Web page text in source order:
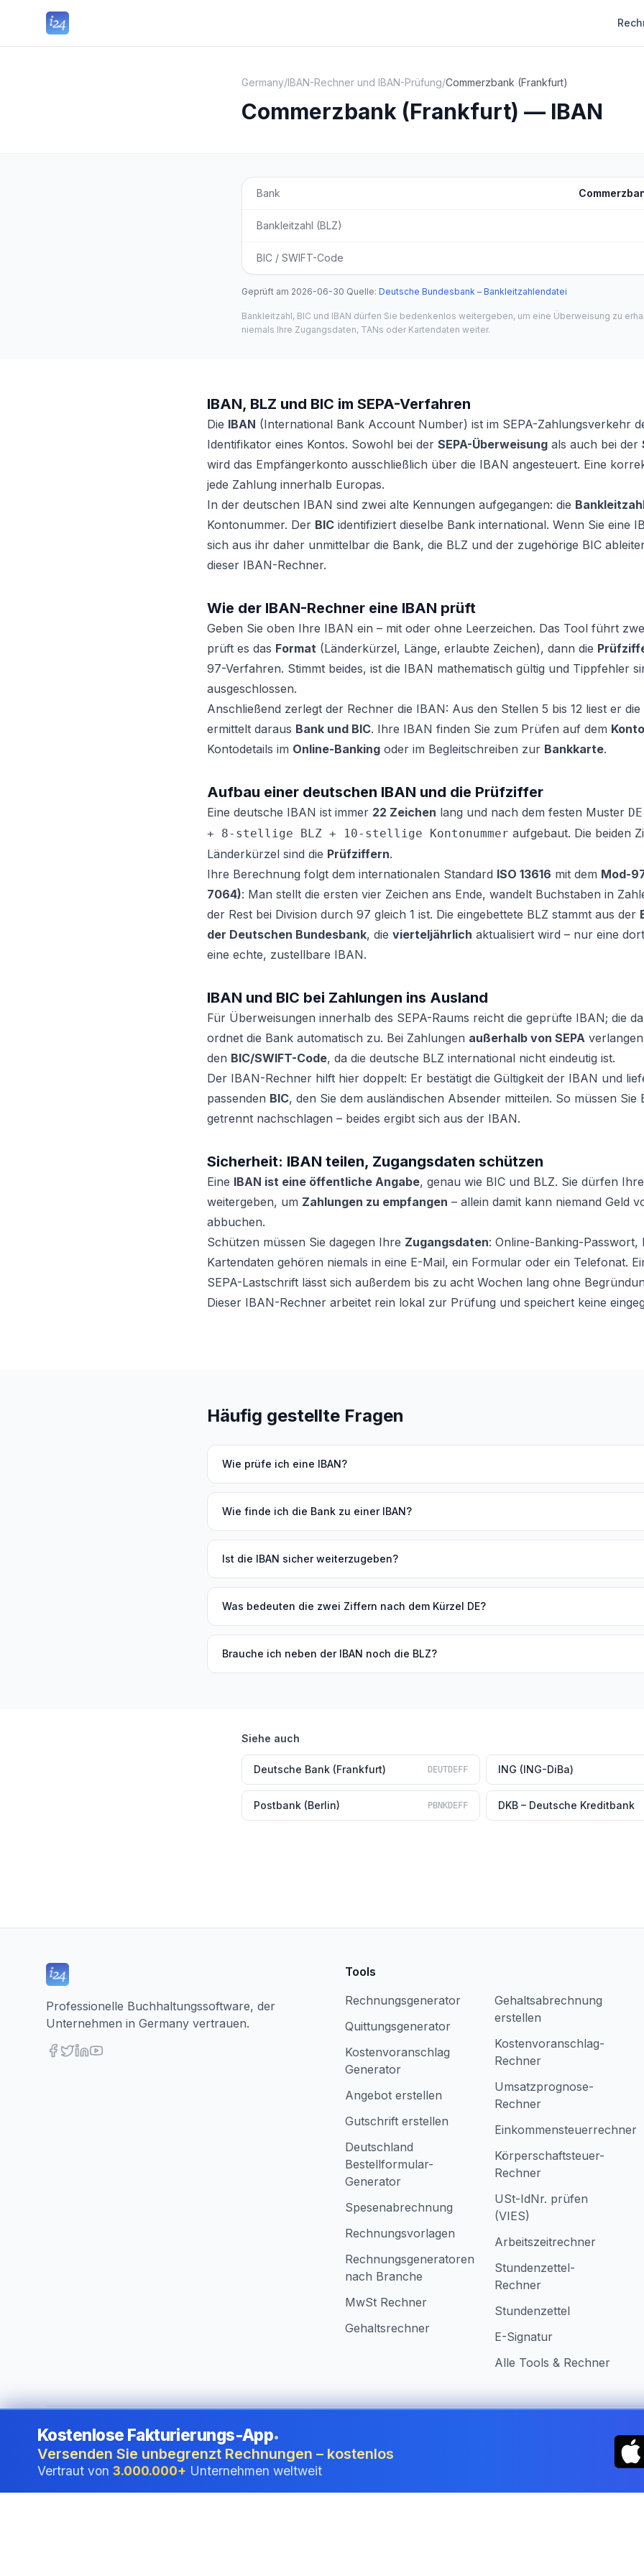
Germany/IBAN-Rechner und IBAN-Prüfung/Commerzbank (Frankfurt)
Commerzbank (Frankfurt) — IBAN
Bank
Bankleitzahl (BLZ)
BIC / SWIFT-Code
Geprüft am 2026-06-30·Quelle: Deutsche Bundesbank – Bankleitzahlendatei
Bankleitzahl, BIC und IBAN dürfen Sie bedenkenlos weitergeben, um eine Überweisung zu
niemals Ihre Zugangsdaten, TANs oder Kartendaten weiter.
IBAN, BLZ und BIC im SEPA-Verfahren
Die IBAN (International Bank Account Number) ist im SEPA-Zahlungsverkehr
Identifikator eines Kontos. Sowohl bei der SEPA-Überweisung als auch bei der
wird das Empfängerkonto ausschließlich über die IBAN angesteuert. Eine
jede Zahlung innerhalb Europas.
In der deutschen IBAN sind zwei alte Kennungen aufgegangen: die
Kontonummer. Der BIC identifiziert dieselbe Bank international. Wenn Sie eine
sich aus ihr daher unmittelbar die Bank, die BLZ und der zugehörige BIC
dieser IBAN-Rechner.
Wie der IBAN-Rechner eine IBAN prüft
Geben Sie oben Ihre IBAN ein – mit oder ohne Leerzeichen. Das Tool führt
prüft es das Format (Länderkürzel, Länge, erlaubte Zeichen), dann die
97-Verfahren. Stimmt beides, ist die IBAN mathematisch gültig und Tippfehler
ausgeschlossen.
Anschließend zerlegt der Rechner die IBAN: Aus den Stellen 5 bis 12 liest er die
ermittelt daraus Bank und BIC. Ihre IBAN finden Sie zum Prüfen auf dem
Kontodetails im Online-Banking oder im Begleitschreiben zur Bankkarte.
Aufbau einer deutschen IBAN und die Prüfziffer
Eine deutsche IBAN ist immer 22 Zeichen lang und nach dem festen Muster
+ 8-stellige BLZ + 10-stellige Kontonummer aufgebaut. Die beiden
Länderkürzel sind die Prüfziffern.
Ihre Berechnung folgt dem internationalen Standard ISO 13616 mit dem Mod-
7064): Man stellt die ersten vier Zeichen ans Ende, wandelt Buchstaben in
der Rest bei Division durch 97 gleich 1 ist. Die eingebettete BLZ stammt aus der
der Deutschen Bundesbank, die vierteljährlich aktualisiert wird – nur eine
eine echte, zustellbare IBAN.
IBAN und BIC bei Zahlungen ins Ausland
Für Überweisungen innerhalb des SEPA-Raums reicht die geprüfte IBAN; die
ordnet die Bank automatisch zu. Bei Zahlungen außerhalb von SEPA
den BIC/SWIFT-Code, da die deutsche BLZ international nicht eindeutig ist.
Der IBAN-Rechner hilft hier doppelt: Er bestätigt die Gültigkeit der IBAN und
passenden BIC, den Sie dem ausländischen Absender mitteilen. So müssen Sie
getrennt nachschlagen – beides ergibt sich aus der IBAN.
Sicherheit: IBAN teilen, Zugangsdaten schützen
Eine IBAN ist eine öffentliche Angabe, genau wie BIC und BLZ. Sie dürfen
weitergeben, um Zahlungen zu empfangen – allein damit kann niemand Geld
abbuchen.
Schützen müssen Sie dagegen Ihre Zugangsdaten: Online-Banking-Passwort,
Kartendaten gehören niemals in eine E-Mail, ein Formular oder ein Telefonat.
SEPA-Lastschrift lässt sich außerdem bis zu acht Wochen lang ohne
Dieser IBAN-Rechner arbeitet rein lokal zur Prüfung und speichert keine
Häufig gestellte Fragen
Wie prüfe ich eine IBAN?
Wie finde ich die Bank zu einer IBAN?
Ist die IBAN sicher weiterzugeben?
Was bedeuten die zwei Ziffern nach dem Kürzel DE?
Brauche ich neben der IBAN noch die BLZ?
Siehe auch
Deutsche Bank (Frankfurt) DEUTDEFF ING (ING-DiBa)
Postbank (Berlin) PBNKDEFF DKB – Deutsche Kreditbank
Professionelle Buchhaltungssoftware, der
Unternehmen in Germany vertrauen.
Tools
Rechnungsgenerator
Quittungsgenerator
Kostenvoranschlag
Generator
Angebot erstellen
Gutschrift erstellen
Deutschland
Bestellformular-
Generator
Spesenabrechnung
Rechnungsvorlagen
Rechnungsgeneratoren
nach Branche
MwSt Rechner
Gehaltsrechner
Gehaltsabrechnung
erstellen
Kostenvoranschlag-
Rechner
Umsatzprognose-
Rechner
Einkommensteuerrechner
Körperschaftsteuer-
Rechner
USt-IdNr. prüfen
(VIES)
Arbeitszeitrechner
Stundenzettel-
Rechner
Stundenzettel
E-Signatur
Alle Tools & Rechner
©2026i24 Limited. All rights reserved.• Für Unternehmen in Germany
Kostenlose Fakturierungs-App•
Versenden Sie unbegrenzt Rechnungen – kostenlos
Vertraut von 3.000.000+ Unternehmen weltweit